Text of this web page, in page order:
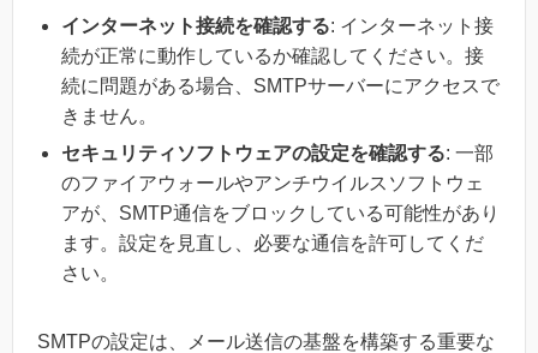
インターネット接続を確認する: インターネット接
続が正常に動作しているか確認してください。接
続に問題がある場合、SMTPサーバーにアクセスで
きません。
セキュリティソフトウェアの設定を確認する: 一部
のファイアウォールやアンチウイルスソフトウェ
アが、SMTP通信をブロックしている可能性があり
ます。設定を見直し、必要な通信を許可してくだ
さい。
SMTPの設定は、メール送信の基盤を構築する重要な